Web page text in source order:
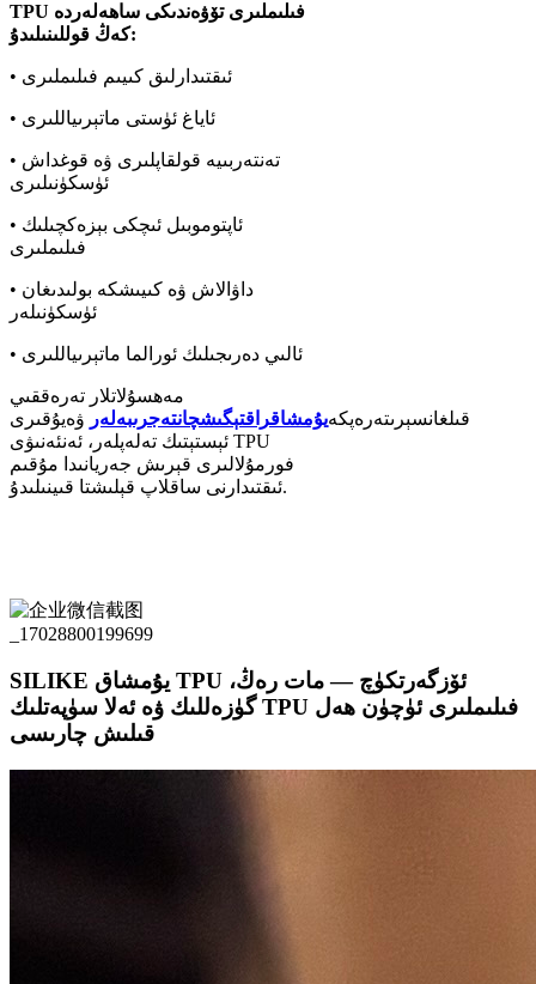
TPU فىلىملىرى تۆۋەندىكى ساھەلەردە
كەڭ قوللىنىلىدۇ:
• ئىقتىدارلىق كىيىم فىلىملىرى
• ئاياغ ئۈستى ماتېرىياللىرى
• تەنتەربىيە قولقاپلىرى ۋە قوغداش
ئۈسكۈنىلىرى
• ئاپتوموبىل ئىچكى بېزەكچىلىك
فىلىملىرى
• داۋالاش ۋە كىيىشكە بولىدىغان
ئۈسكۈنىلەر
• ئالىي دەرىجىلىك ئورالما ماتېرىياللىرى
مەھسۇلاتلار تەرەققىي
قىلغانسېرىتەرەپكەيۇمشاقراقتېگىشچانتەجرىبەلەر ۋەيۇقىرى
ئېستېتىك تەلەپلەر، ئەنئەنىۋى TPU
فورمۇلالىرى قېرىش جەريانىدا مۇقىم
ئىقتىدارنى ساقلاپ قېلىشتا قىينىلىدۇ.
SILIKE يۇمشاق TPU ئۆزگەرتكۈچ — مات رەڭ،
گۈزەللىك ۋە ئەلا سۈپەتلىك TPU فىلىملىرى ئۈچۈن ھەل
قىلىش چارىسى